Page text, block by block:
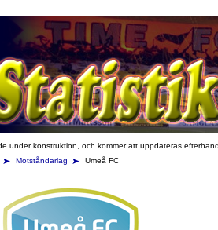
under konstruktion, och kommer att uppdateras
Motståndarlag Umeå FC